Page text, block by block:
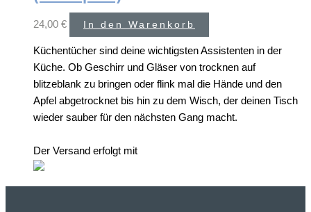
24,00 € In den Warenkorb
Küchentücher sind deine wichtigsten Assistenten in der
Küche. Ob Geschirr und Gläser von trocknen auf
blitzeblank zu bringen oder flink mal die Hände und den
Apfel abgetrocknet bis hin zu dem Wisch, der deinen Tisch
wieder sauber für den nächsten Gang macht.
Der Versand erfolgt mit